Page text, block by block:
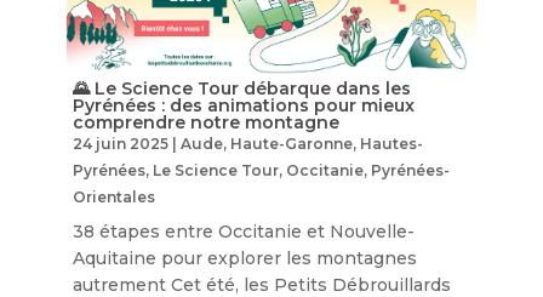
🌄 Le Science Tour débarque dans les
Pyrénées : des animations pour mieux
comprendre notre montagne
24 juin 2025| Aude, Haute-Garonne, Hautes-
Pyrénées, Le Science Tour, Occitanie, Pyrénées-
Orientales
38 étapes entre Occitanie et Nouvelle-
Aquitaine pour explorer les montagnes
autrement Cet été, les Petits Débrouillards